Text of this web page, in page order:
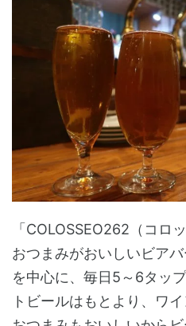
「COLOSSEO262（コロ
おつまみがおいしいビア
を中心に、毎日5～6タッ
トビールはもとより、ワ